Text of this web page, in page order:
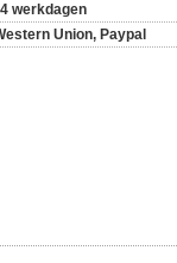
werkdagen
Union, Paypal